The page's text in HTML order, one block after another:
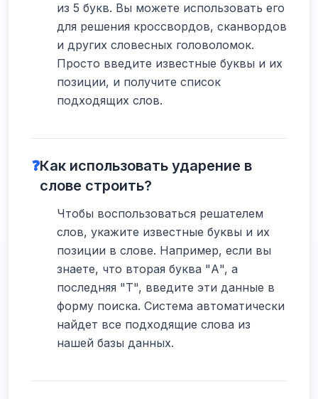
из 5 букв. Вы можете использовать его
для решения кроссвордов, сканвордов
и других словесных головоломок.
Просто введите известные буквы и их
позиции, и получите список
подходящих слов.
❓Как использовать ударение в
слове строить?
Чтобы воспользоваться решателем
слов, укажите известные буквы и их
позиции в слове. Например, если вы
знаете, что вторая буква "А", а
последняя "Т", введите эти данные в
форму поиска. Система автоматически
найдет все подходящие слова из
нашей базы данных.